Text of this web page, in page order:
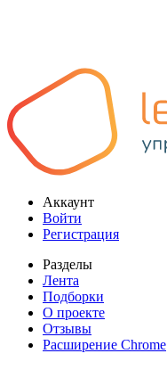
Аккаунт
Войти
Регистрация
Разделы
Лента
Подборки
О проекте
Отзывы
Расширение Chrome